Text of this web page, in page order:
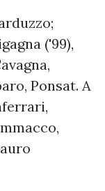
('99),
Ponsat. A